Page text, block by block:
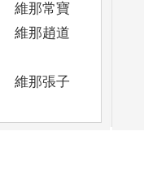
常寶
趙道
那張子